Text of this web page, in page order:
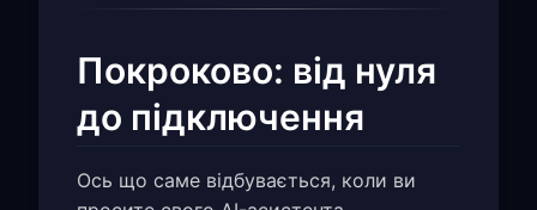
Покроково: від нуля
до підключення
Ось що саме відбувається, коли ви